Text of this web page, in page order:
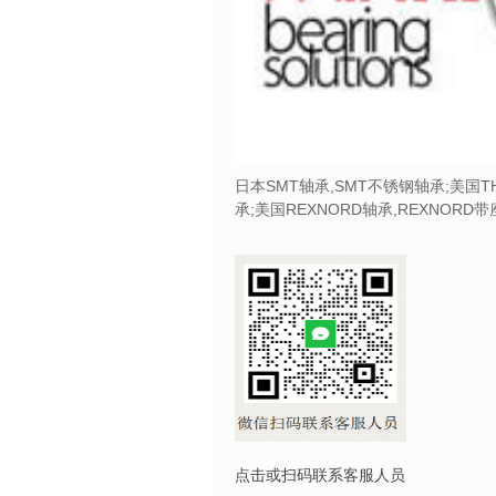
日本SMT轴承,SMT不锈钢轴承;美国
承;美国REXNORD轴承,REXNORD带
点击或扫码联系客服人员